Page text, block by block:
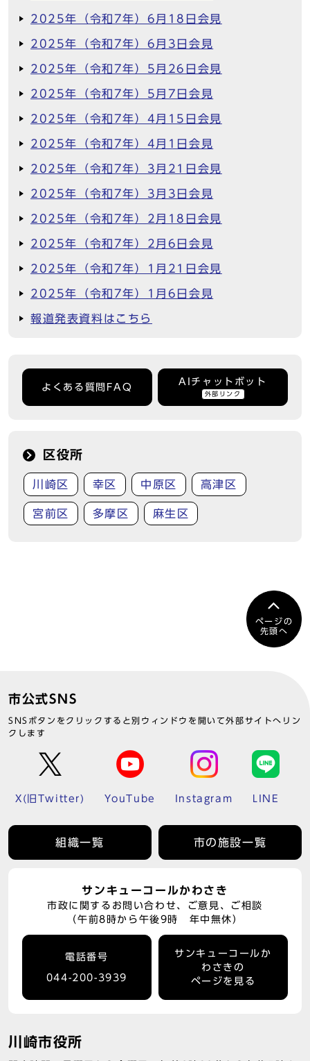
2025年（令和7年）6月18日会見
2025年（令和7年）6月3日会見
2025年（令和7年）5月26日会見
2025年（令和7年）5月7日会見
2025年（令和7年）4月15日会見
2025年（令和7年）4月1日会見
2025年（令和7年）3月21日会見
2025年（令和7年）3月3日会見
2025年（令和7年）2月18日会見
2025年（令和7年）2月6日会見
2025年（令和7年）1月21日会見
2025年（令和7年）1月6日会見
報道発表資料はこちら
よくある質問FAQ
AIチャットボット
外部リンク
区役所
川崎区 幸区 中原区 高津区
宮前区 多摩区 麻生区
ページの
先頭へ
市公式SNS
SNSボタンをクリックすると別ウィンドウを開いて外部サイトへリン
クします
X(旧Twitter) YouTube Instagram LINE
組織一覧 市の施設一覧
サンキューコールかわさき
市政に関するお問い合わせ、ご意見、ご相談
（午前8時から午後9時 年中無休）
電話番号
044-200-3939
サンキューコールか
わさきの
ページを見る
川崎市役所